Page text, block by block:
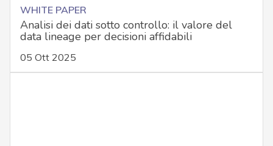
WHITE PAPER
Analisi dei dati sotto controllo: il valore del
data lineage per decisioni affidabili
05 Ott 2025